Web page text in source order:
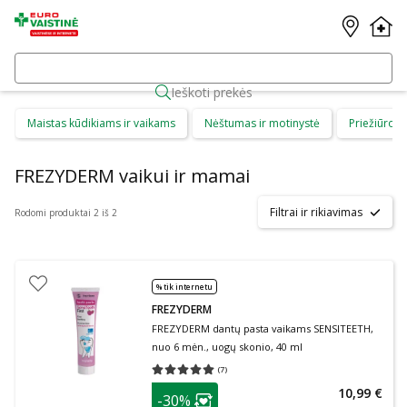
Ieškoti prekės
Maistas kūdikiams ir vaikams Nėštumas ir motinystė Priežiūros
FREZYDERM vaikui ir mamai
Rodomi produktai 2 iš 2 Filtrai ir rikiavimas
% tik internetu
FREZYDERM
FREZYDERM dantų pasta vaikams SENSITEETH,
nuo 6 mėn., uogų skonio, 40 ml
(7)
Vidutinis įvertinimas 5.00
patarimas
-30% 10,99 €